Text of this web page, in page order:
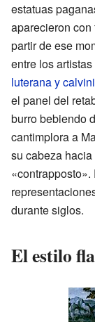
estatuas
aparecieron
partir de ese
entre los
luterana y
el panel del
burro bebiendo
cantimplora a
su cabeza
durante siglos.
El estilo